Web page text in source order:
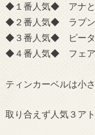
◆１番人気◆ アナと
◆２番人気◆ ラプン
◆３番人気◆ ピータ
◆４番人気◆ フェア
ティンカーベルは小
取り合えず人気３ア